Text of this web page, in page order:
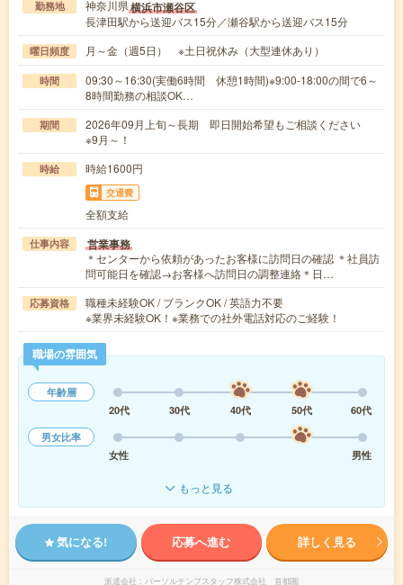
勤務地 神奈川県横浜市瀬谷区
長津田駅から送迎バス15分／瀬谷駅から送迎バス15分
曜日頻度 月～金（週5日） ※土日祝休み（大型連休あり）
時間
09:30～16:30(実働6時間 休憩1時間)※9:00-18:00の間で6～
8時間勤務の相談OK…
期間
2026年09月上旬～長期 即日開始希望もご相談ください
※9月～！
時給 時給1600円
交通費
全額支給
仕事内容 営業事務
＊センターから依頼があったお客様に訪問日の確認 ＊社員訪
問可能日を確認→お客様へ訪問日の調整連絡＊日…
応募資格
職種未経験OK / ブランクOK / 英語力不要
※業界未経験OK！※業務での社外電話対応のご経験！
職場の雰囲気
年齢層
20代
30代 40代 50代
60代
男女比率
女性
男性
もっと見る
気になる! 応募へ進む 詳しく見る
派遣会社 パーソルテンプスタッフ株式会社 首都圏